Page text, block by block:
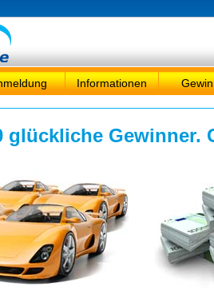
Informationen
glückliche Gewinner.